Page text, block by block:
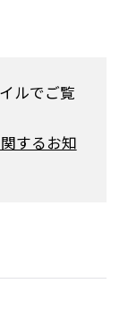
ルでご覧
するお知